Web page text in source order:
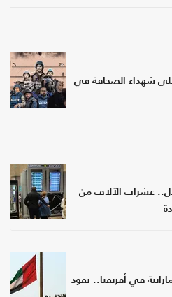
على شهداء الصحافة في
عشرات الآلاف من
في أفريقيا.. نفوذ